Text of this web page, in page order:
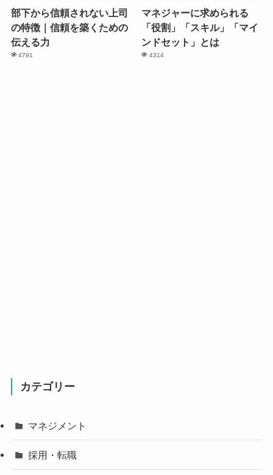
部下から信頼されない上司
の特徴｜信頼を築くための
伝える力
4791
マネジャーに求められる
「役割」「スキル」「マイ
ンドセット」とは
4314
カテゴリー
マネジメント
採用・転職